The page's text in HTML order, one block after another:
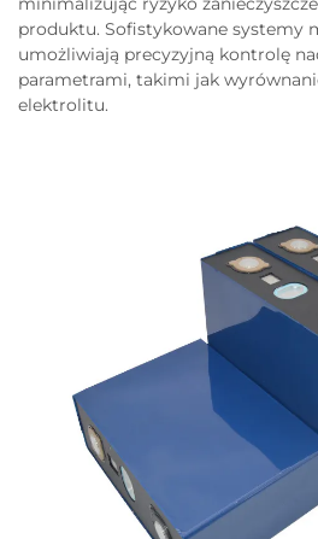
produktu. Sofistykowane systemy
umożliwiają precyzyjną kontrolę
parametrami, takimi jak
elektrolitu.